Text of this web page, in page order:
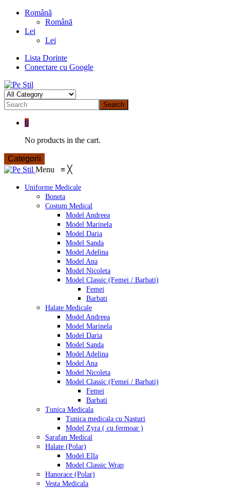
Română
Română
Lei
Lei
Lista Dorinte
Conectare cu Google
Search
0
No products in the cart.
Categorii
Menu ≡ ╳
Uniforme Medicale
Boneta
Costum Medical
Model Andreea
Model Marinela
Model Daria
Model Sanda
Model Adelina
Model Ana
Model Nicoleta
Model Classic (Femei / Barbati)
Femei
Barbati
Halate Medicale
Model Andreea
Model Marinela
Model Daria
Model Sanda
Model Adelina
Model Ana
Model Nicoleta
Model Classic (Femei / Barbati)
Femei
Barbati
Tunica Medicala
Tunica medicala cu Nasturi
Model Zyra ( cu fermoar )
Sarafan Medical
Halate (Polar)
Model Ella
Model Classic Wrap
Hanorace (Polar)
Vesta Medicala